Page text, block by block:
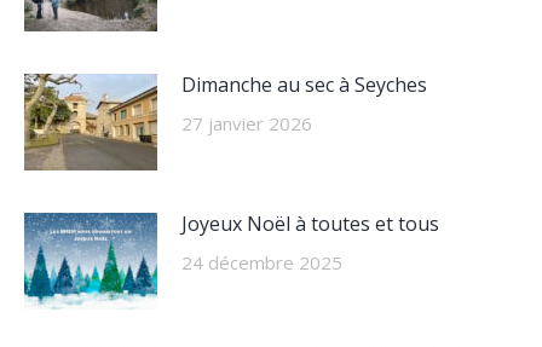
Dimanche au sec à Seyches
27 janvier 2026
Joyeux Noël à toutes et tous
24 décembre 2025